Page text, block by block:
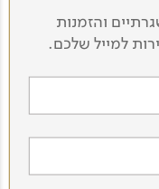
והזמנות
למייל שלכם.